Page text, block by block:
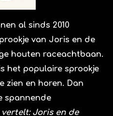
al sinds 2010
van Joris en de
houten raceachtbaan.
het populaire sprookje
zien en horen. Dan
spannende
Joris en de